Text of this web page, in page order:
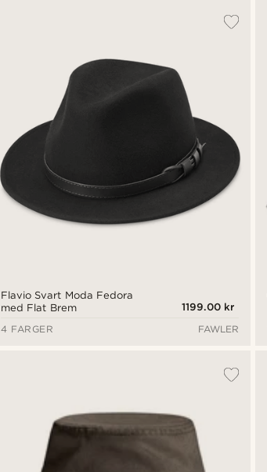
Flavio Svart Moda Fedora
med Flat Brem
1199.00 kr
4 FARGER
FAWLER